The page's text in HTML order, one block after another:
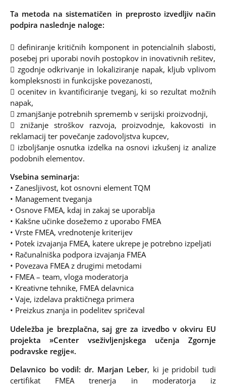
Ta metoda na sistematičen in preprosto izvedljiv način
podpira naslednje naloge:
 definiranje kritičnih komponent in potencialnih slabosti,
posebej pri uporabi novih postopkov in inovativnih rešitev,
 zgodnje odkrivanje in lokaliziranje napak, kljub vplivom
kompleksnosti in funkcijske povezanosti,
 ocenitev in kvantificiranje tveganj, ki so rezultat možnih
napak,
 zmanjšanje potrebnih sprememb v serijski proizvodnji,
 znižanje stroškov razvoja, proizvodnje, kakovosti in
reklamacij ter povečanje zadovoljstva kupcev,
 izboljšanje osnutka izdelka na osnovi izkušenj iz analize
podobnih elementov.
Vsebina seminarja:
• Zanesljivost, kot osnovni element TQM
• Management tveganja
• Osnove FMEA, kdaj in zakaj se uporablja
• Kakšne učinke dosežemo z uporabo FMEA
• Vrste FMEA, vrednotenje kriterijev
• Potek izvajanja FMEA, katere ukrepe je potrebno izpeljati
• Računalniška podpora izvajanja FMEA
• Povezava FMEA z drugimi metodami
• FMEA – team, vloga moderatorja
• Kreativne tehnike, FMEA delavnica
• Vaje, izdelava praktičnega primera
• Preizkus znanja in podelitev spričeval
Udeležba je brezplačna, saj gre za izvedbo v okviru EU
projekta »Center vseživljenjskega učenja Zgornje
podravske regije«.
Delavnico bo vodil: dr. Marjan Leber, ki je pridobil tudi
certifikat FMEA trenerja in moderatorja iz